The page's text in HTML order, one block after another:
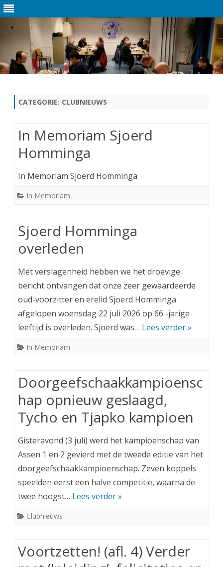
CATEGORIE: CLUBNIEUWS
In Memoriam Sjoerd
Homminga
In Memoriam Sjoerd Homminga
In Memoriam
Sjoerd Homminga
overleden
Met verslagenheid hebben we het droevige
bericht ontvangen dat onze zeer gewaardeerde
oud-voorzitter en erelid Sjoerd Homminga
afgelopen woensdag 22 juli 2026 op 66 -jarige
leeftijd is overleden. Sjoerd was… Lees verder »
In Memoriam
Doorgeefschaakkampioensc
hap opnieuw geslaagd,
Tycho en Tjapko kampioen
Gisteravond (3 juli) werd het kampioenschap van
Assen 1 en 2 gevierd met de tweede editie van het
doorgeefschaakkampioenschap. Zeven koppels
speelden eerst een halve competitie, waarna de
twee hoogst… Lees verder »
Clubnieuws
Voortzetten! (afl. 4) Verder